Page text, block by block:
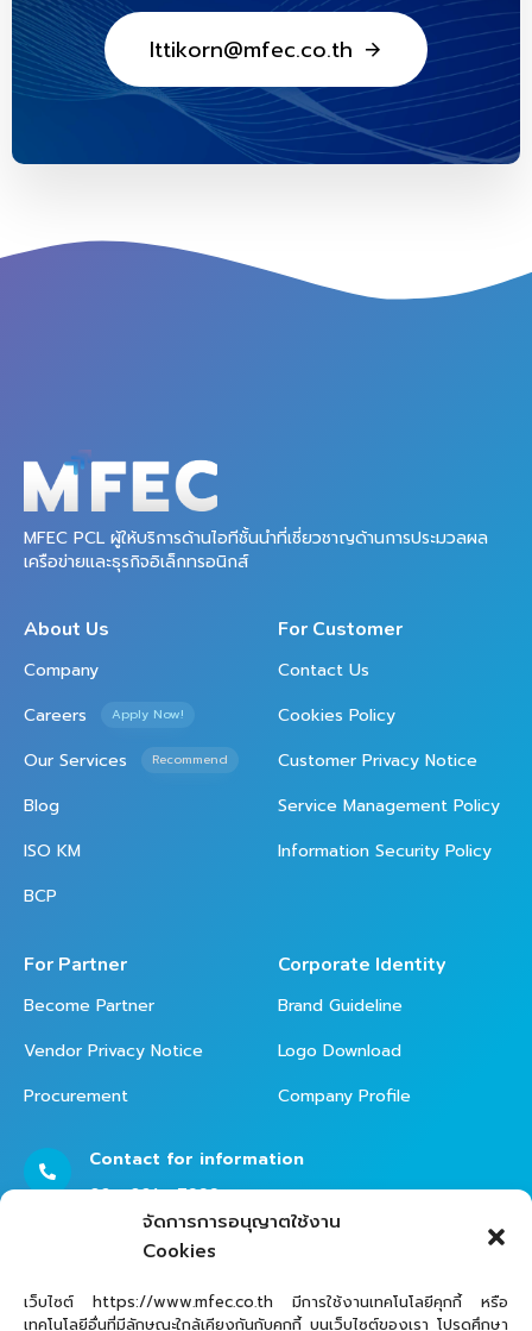
จัดการการอนุญาตใช้งาน
Cookies
เว็บไซต์ https://www.mfec.co.th มีการใช้งานเทคโนโลยีคุกกี้ หรือ
เทคโนโลยีอื่นที่มีลักษณะใกล้เคียงกันกับคุกกี้ บนเว็บไซต์ของเรา โปรดศึกษา
Ittikorn@mfec.co.th
MFEC PCL ผู้ให้บริการด้านไอทีชั้นนำที่เชี่ยวชาญด้านการประมวลผล
เครือข่ายและธุรกิจอิเล็กทรอนิกส์
About Us
Company
Careers
Apply Now!
Our Services Recommend
Blog
ISO KM
BCP
For Customer
Contact Us
Cookies Policy
Customer Privacy Notice
Service Management Policy
Information Security Policy
For Partner
Become Partner
Vendor Privacy Notice
Procurement
Corporate Identity
Brand Guideline
Logo Download
Company Profile
Contact for information
02 - 821 - 7999
Contact Helpdesk for Support